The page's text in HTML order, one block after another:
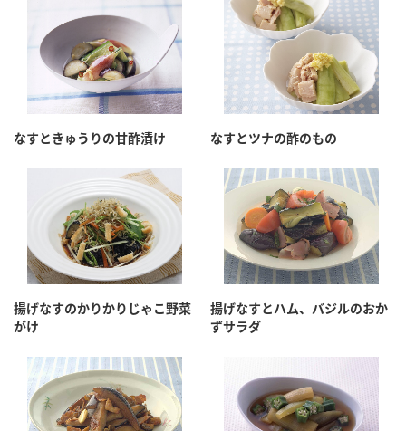
なすときゅうりの甘酢漬け なすとツナの酢のもの
揚げなすのかりかりじゃこ野菜
がけ
揚げなすとハム、バジルのおか
ずサラダ